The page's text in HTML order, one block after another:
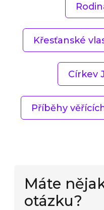
Křesťanské
Církev
Příběhy
Máte
otázku?